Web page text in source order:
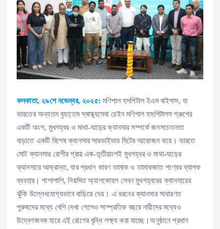
কলকাতা, ২৯শে নভেম্বর, ২০২৫: মণিপাল হসপিটাল ইএম বাইপাস, যা
ভারতের অন্যতম বৃহত্তম স্বাস্থ্যসেবা চেইন মণিপাল হসপিটালস গ্রুপের
একটি অংশ, মুখগহ্বর ও মাথা-ঘাড়ের ক্যানসার সম্পর্কে জনসচেতনতা
বাড়াতে একটি বিশেষ ক্যানসার সারভাইভার মিটের আয়োজন করে। ভারতে
মোট ক্যানসার রোগীর প্রায় এক-তৃতীয়াংশই মুখগহ্বর ও মাথা-ঘাড়ের
ক্যানসারে আক্রান্ত, যার প্রধান কারণ তামাক ও তামাকজাত পণ্যের ব্যাপক
ব্যবহার। পাশাপাশি, নিয়মিত অ্যালকোহল সেবন মুখগহ্বরের ক্যানসারের
ঝুঁকি উল্লেখযোগ্যভাবে বাড়িয়ে দেয়। এ ধরনের ক্যানসার সাধারণত
পুরুষদের মধ্যে বেশি দেখা গেলেও সাম্প্রতিক বছরে নারীদের মধ্যেও
উদ্বেগজনক হারে এই রোগের বৃদ্ধি লক্ষ্য করা যাচ্ছে।অনুষ্ঠানে প্রধান